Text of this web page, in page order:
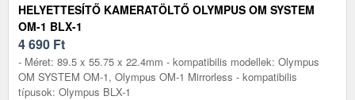
HELYETTESÍTŐ KAMERATÖLTŐ OLYMPUS OM SYSTEM
OM-1 BLX-1
4 690 Ft
- Méret: 89.5 x 55.75 x 22.4mm - kompatibilis modellek: Olympus
OM SYSTEM OM-1, Olympus OM-1 Mirrorless - kompatibilis
típusok: Olympus BLX-1